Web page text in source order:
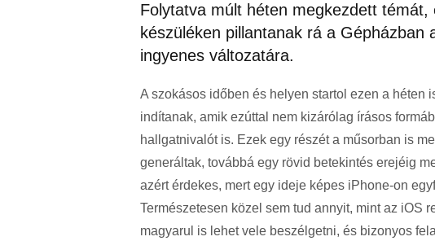
Folytatva múlt héten megkezdett
készüléken pillantanak rá a Gépházban
ingyenes változatára.
A szokásos időben és helyen startol ezen a héten
indítanak, amik ezúttal nem kizárólag írásos
hallgatnivalót is. Ezek egy részét a műsorban is
generáltak, továbbá egy rövid betekintés erejéig
azért érdekes, mert egy ideje képes iPhone-on
Természetesen közel sem tud annyit, mint az iOS
magyarul is lehet vele beszélgetni, és bizonyos